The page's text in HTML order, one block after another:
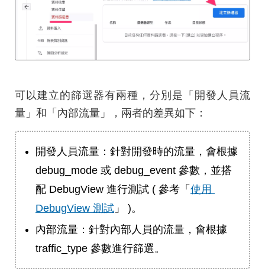
可以建立的篩選器有兩種，分別是「開發人員流
量」和「內部流量」，兩者的差異如下：
開發人員流量：針對開發時的流量，會根據
debug_mode 或 debug_event 參數，並搭
配 DebugView 進行測試 ( 參考「 使用
DebugView 測試 」 )。
內部流量：針對內部人員的流量，會根據
traffic_type 參數進行篩選。